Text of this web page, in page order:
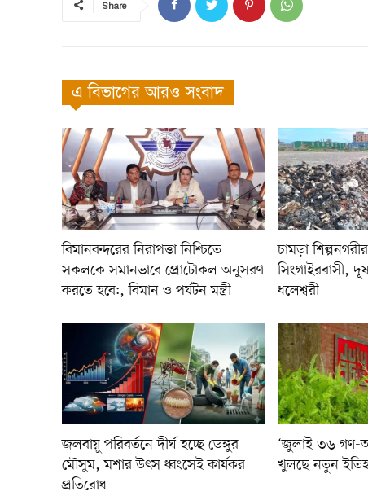
Share
এ বিভাগের আরও সংবাদ
বিমানবন্দরের নিরাপত্তা নিশ্চিতে
সকলকে সমানভাবে প্রোটোকল অনুসরণ
করতে হবে:, বিমান ও পর্যটন মন্ত্রী
চামড়া
সিংগাইরবাসী,
ধলেশ্বরী
জলবায়ু পরিবর্তনে দীর্ঘ হচ্ছে ডেঙ্গুর
মৌসুম, মশার উৎস ধ্বংসেই কার্যকর
প্রতিরোধ
‘জুলাই ৩৬ গণ-
খুলছে নতুন